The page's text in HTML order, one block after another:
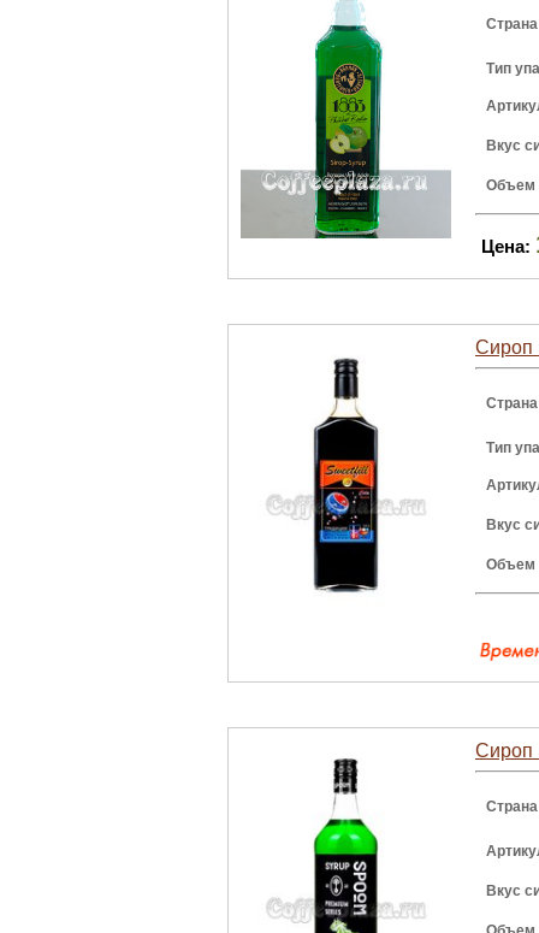
Тип
Вкус
Объем
Цена:
Сироп
Тип
Вкус
Объем
Сироп
Вкус